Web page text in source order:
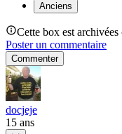
Anciens
Cette box est
Poster un commentaire
Commenter
docjeje
15 ans